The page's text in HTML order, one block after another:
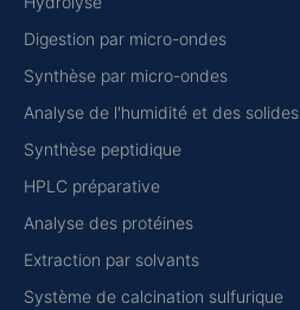
Digestion par micro-ondes
Synthèse par micro-ondes
Analyse de l'humidité et des solides
Synthèse peptidique
HPLC préparative
Analyse des protéines
Extraction par solvants
Système de calcination sulfurique